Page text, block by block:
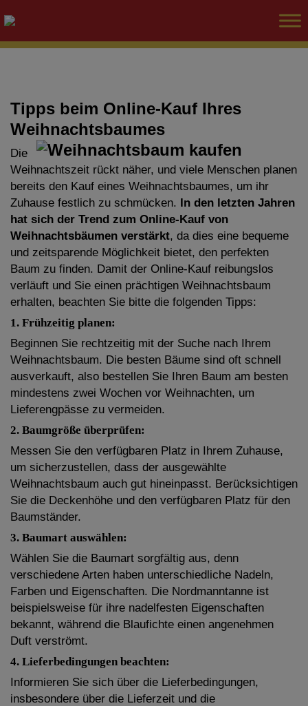
Tipps beim Online-Kauf Ihres
Weihnachtsbaumes
Die
Weihnachtszeit rückt näher, und viele Menschen planen
bereits den Kauf eines Weihnachtsbaumes, um ihr
Zuhause festlich zu schmücken. In den letzten Jahren
hat sich der Trend zum Online-Kauf von
Weihnachtsbäumen verstärkt, da dies eine bequeme
und zeitsparende Möglichkeit bietet, den perfekten
Baum zu finden. Damit der Online-Kauf reibungslos
verläuft und Sie einen prächtigen Weihnachtsbaum
erhalten, beachten Sie bitte die folgenden Tipps:
1. Frühzeitig planen:
Beginnen Sie rechtzeitig mit der Suche nach Ihrem
Weihnachtsbaum. Die besten Bäume sind oft schnell
ausverkauft, also bestellen Sie Ihren Baum am besten
mindestens zwei Wochen vor Weihnachten, um
Lieferengpässe zu vermeiden.
2. Baumgröße überprüfen:
Messen Sie den verfügbaren Platz in Ihrem Zuhause,
um sicherzustellen, dass der ausgewählte
Weihnachtsbaum auch gut hineinpasst. Berücksichtigen
Sie die Deckenhöhe und den verfügbaren Platz für den
Baumständer.
3. Baumart auswählen:
Wählen Sie die Baumart sorgfältig aus, denn
verschiedene Arten haben unterschiedliche Nadeln,
Farben und Eigenschaften. Die Nordmanntanne ist
beispielsweise für ihre nadelfesten Eigenschaften
bekannt, während die Blaufichte einen angenehmen
Duft verströmt.
4. Lieferbedingungen beachten:
Informieren Sie sich über die Lieferbedingungen,
insbesondere über die Lieferzeit und die